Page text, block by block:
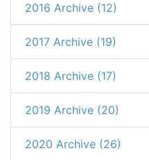
2016 Archive (12)
2017 Archive (19)
2018 Archive (17)
2019 Archive (20)
2020 Archive (26)